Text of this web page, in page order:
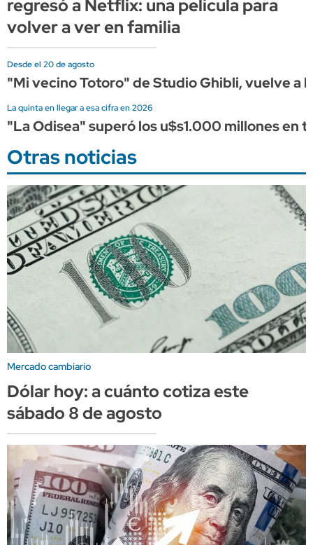
regresó a Netflix: una película para
volver a ver en familia
Desde el 20 de agosto
"Mi vecino Totoro" de Studio Ghibli, vuelve a
La quinta en llegar a esa cifra en 2026
"La Odisea" superó los u$s1.000 millones en
Otras noticias
Mercado cambiario
Dólar hoy: a cuánto cotiza este
sábado 8 de agosto